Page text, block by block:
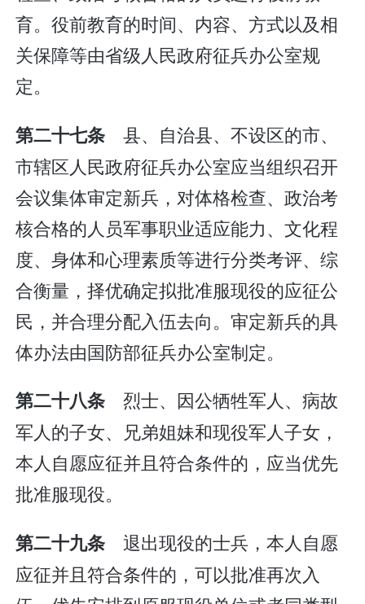
育。役前教育的时间、内容、方式以及相
关保障等由省级人民政府征兵办公室规
定。
第二十七条 县、自治县、不设区的市、
市辖区人民政府征兵办公室应当组织召开
会议集体审定新兵，对体格检查、政治考
核合格的人员军事职业适应能力、文化程
度、身体和心理素质等进行分类考评、综
合衡量，择优确定拟批准服现役的应征公
民，并合理分配入伍去向。审定新兵的具
体办法由国防部征兵办公室制定。
第二十八条 烈士、因公牺牲军人、病故
军人的子女、兄弟姐妹和现役军人子女，
本人自愿应征并且符合条件的，应当优先
批准服现役。
第二十九条 退出现役的士兵，本人自愿
应征并且符合条件的，可以批准再次入